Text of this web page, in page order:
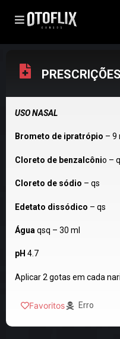
PRESCRIÇÕES
USO NASAL
Brometo de ipratrópio – 9
Cloreto de benzalcônio –
Cloreto de sódio – qs
Edetato dissódico – qs
Água qsq – 30 ml
pH 4.7
Aplicar 2 gotas em cada
Erro
Favoritos